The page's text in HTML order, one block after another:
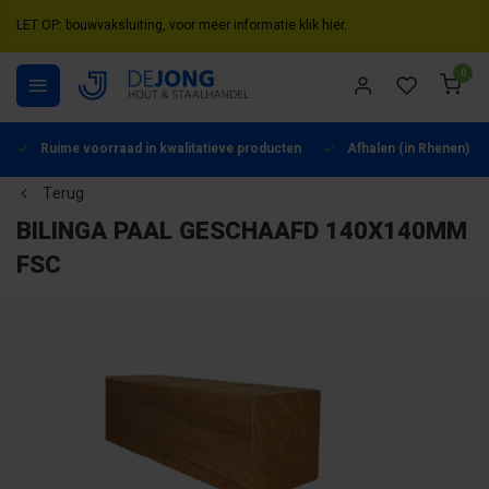
LET OP: bouwvaksluiting, voor meer informatie klik hier.
0
Ruime voorraad in kwalitatieve producten Afhalen (in Rhenen)
Terug
BILINGA PAAL GESCHAAFD 140X140MM
FSC